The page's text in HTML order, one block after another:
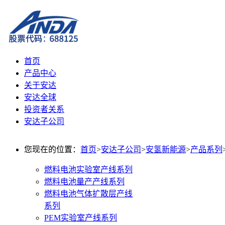
首页
产品中心
关于安达
安达全球
投资者关系
安达子公司
您现在的位置： 首页>安达子公司>安氢新能源>产品系列
燃料电池实验室产线系列
燃料电池量产产线系列
燃料电池气体扩散层产线
系列
PEM实验室产线系列